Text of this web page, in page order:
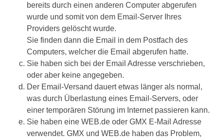
bereits durch einen anderen Computer abgerufen
wurde und somit von dem Email-Server Ihres
Providers gelöscht wurde.
Sie finden dann die Email in dem Postfach des
Computers, welcher die Email abgerufen hatte.
Sie haben sich bei der Email Adresse verschrieben,
oder aber keine angegeben.
Der Email-Versand dauert etwas länger als normal,
was durch Überlastung eines Email-Servers, oder
einer temporären Störung im Internet passieren kann.
Sie haben eine WEB.de oder GMX E-Mail Adresse
verwendet. GMX und WEB.de haben das Problem,